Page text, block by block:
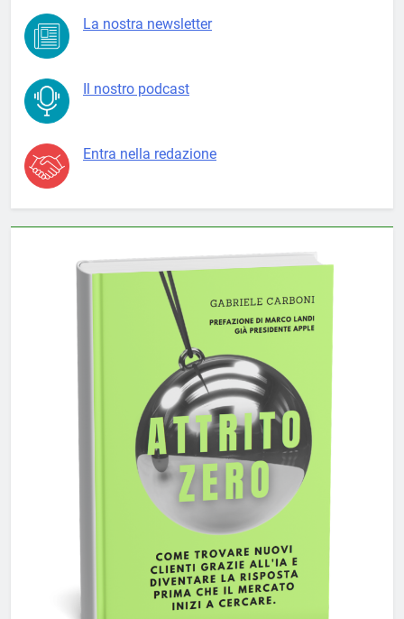
La nostra newsletter
Il nostro podcast
Entra nella redazione